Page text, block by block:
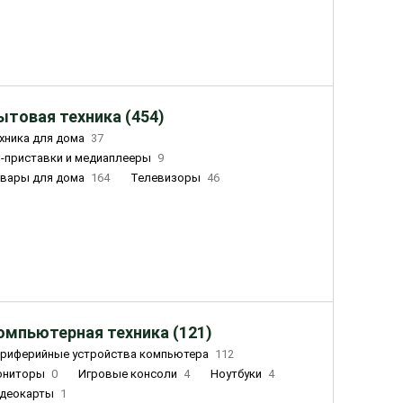
техника (454)
для дома 37
приставки и медиаплееры
9
для дома 164 Телевизоры 46
техника (121)
устройства компьютера 112
0 Игровые консоли 4 Ноутбуки 4
1